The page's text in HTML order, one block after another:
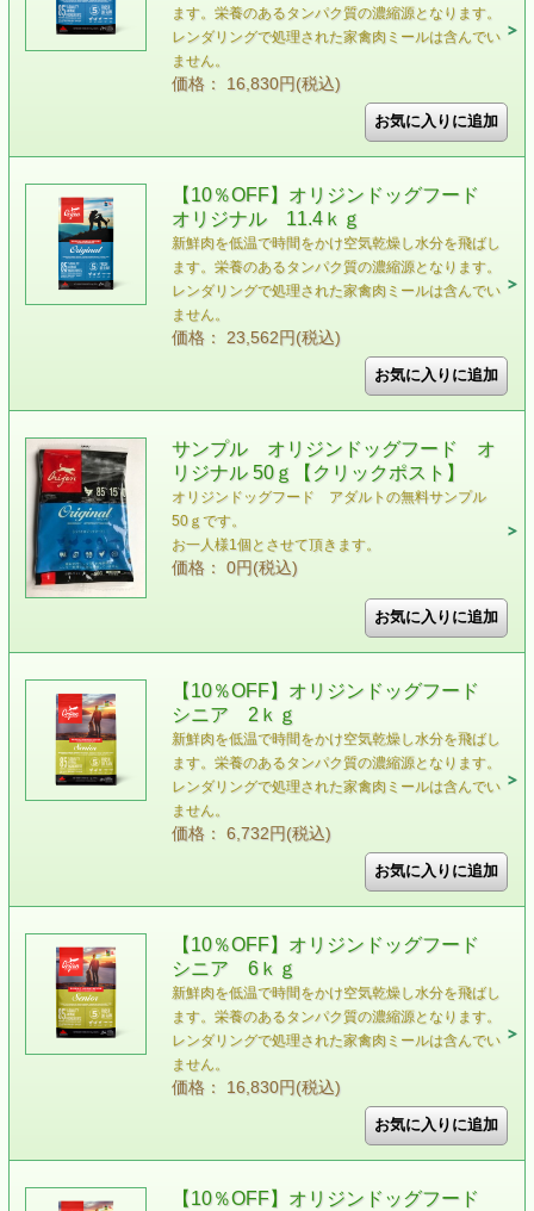
ます。栄養のあるタンパク質の濃縮源となります。
レンダリングで処理された家禽肉ミールは含んでい
ません。
価格： 16,830円(税込)
【10％OFF】オリジンドッグフード
オリジナル 11.4ｋｇ
新鮮肉を低温で時間をかけ空気乾燥し水分を飛ばし
ます。栄養のあるタンパク質の濃縮源となります。
レンダリングで処理された家禽肉ミールは含んでい
ません。
価格： 23,562円(税込)
サンプル オリジンドッグフード オ
リジナル 50ｇ【クリックポスト】
オリジンドッグフード アダルトの無料サンプル
50ｇです。
お一人様1個とさせて頂きます。
価格： 0円(税込)
【10％OFF】オリジンドッグフード
シニア 2ｋｇ
新鮮肉を低温で時間をかけ空気乾燥し水分を飛ばし
ます。栄養のあるタンパク質の濃縮源となります。
レンダリングで処理された家禽肉ミールは含んでい
ません。
価格： 6,732円(税込)
【10％OFF】オリジンドッグフード
シニア 6ｋｇ
新鮮肉を低温で時間をかけ空気乾燥し水分を飛ばし
ます。栄養のあるタンパク質の濃縮源となります。
レンダリングで処理された家禽肉ミールは含んでい
ません。
価格： 16,830円(税込)
【10％OFF】オリジンドッグフード